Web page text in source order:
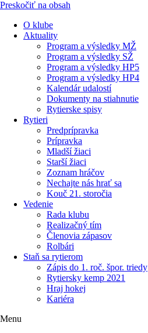
Preskočiť na obsah
O klube
Aktuality
Program a výsledky MŽ
Program a výsledky SŽ
Program a výsledky HP5
Program a výsledky HP4
Kalendár udalostí
Dokumenty na stiahnutie
Rytierske spisy
Rytieri
Predprípravka
Prípravka
Mladší žiaci
Starší žiaci
Zoznam hráčov
Nechajte nás hrať sa
Kouč 21. storočia
Vedenie
Rada klubu
Realizačný tím
Členovia zápasov
Rolbári
Staň sa rytierom
Zápis do 1. roč. špor. triedy
Rytiersky kemp 2021
Hraj hokej
Kariéra
Menu